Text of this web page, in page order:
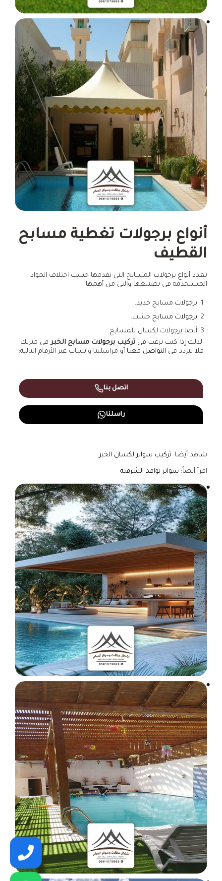
أنواع برجولات تغطية مسابح
القطيف
تعدد أنواع برجولات المسابح التي نقدمها حسب اختلاف المواد
المستخدمة في تصنيعها والتي من أهمها:
برجولات مسابح حديد.
برجولات مسابح خشب.
أيضا برجولات لكسان للمسابح.
لذلك إذا كنت ترغب فيتركيب برجولات مسابح الخبر في منزلك
فلا تتردد في التواصل معنا أو مراسلتنا واتساب عبر الأرقام التالية:
اتصل بنا
راسلنا
شاهد أيضا: تركيب سواتر لكسان الخبر
اقرأ أيضاً: سواتر نوافذ الشرقية
كلمنا